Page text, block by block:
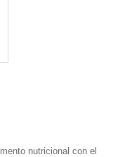
nutricional con el